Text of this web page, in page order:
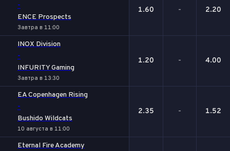
-
ENCE Prospects
Завтра в 11:00
1.60 - 2.20
INOX Division
-
INFURITY Gaming
Завтра в 13:30
1.20 - 4.00
EA Copenhagen Rising
-
Bushido Wildcats
10 августа в 11:00
2.35 - 1.52
Eternal Fire Academy